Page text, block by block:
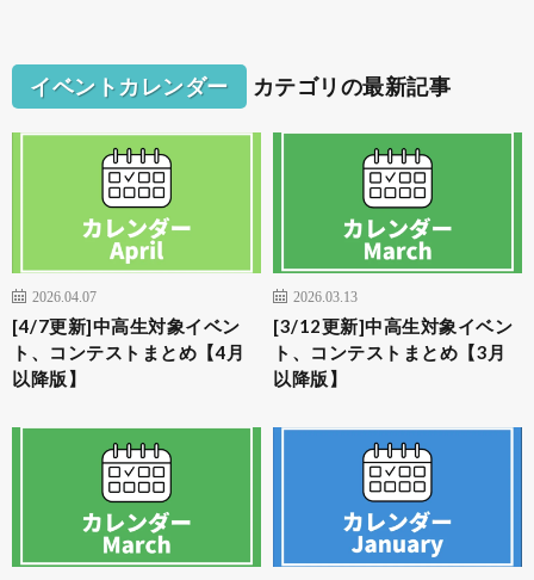
イベントカレンダー カテゴリの最新記事
2026.04.07
[4/7更新]中高生対象イベン
ト、コンテストまとめ【4月
以降版】
2026.03.13
[3/12更新]中高生対象イベン
ト、コンテストまとめ【3月
以降版】